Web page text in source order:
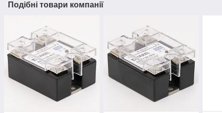
Подібні товари компанії